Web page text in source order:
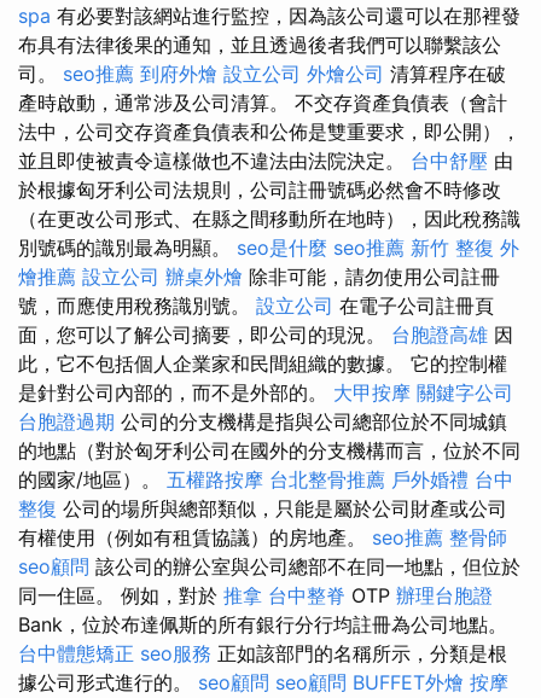
spa 有必要對該網站進行監控，因為該公司還可以在那裡發
布具有法律後果的通知，並且透過後者我們可以聯繫該公
司。 seo推薦 到府外燴 設立公司 外燴公司 清算程序在破
產時啟動，通常涉及公司清算。 不交存資產負債表（會計
法中，公司交存資產負債表和公佈是雙重要求，即公開），
並且即使被責令這樣做也不違法由法院決定。 台中舒壓 由
於根據匈牙利公司法規則，公司註冊號碼必然會不時修改
（在更改公司形式、在縣之間移動所在地時），因此稅務識
別號碼的識別最為明顯。 seo是什麼 seo推薦 新竹 整復 外
燴推薦 設立公司 辦桌外燴 除非可能，請勿使用公司註冊
號，而應使用稅務識別號。 設立公司 在電子公司註冊頁
面，您可以了解公司摘要，即公司的現況。 台胞證高雄 因
此，它不包括個人企業家和民間組織的數據。 它的控制權
是針對公司內部的，而不是外部的。 大甲按摩 關鍵字公司
台胞證過期 公司的分支機構是指與公司總部位於不同城鎮
的地點（對於匈牙利公司在國外的分支機構而言，位於不同
的國家/地區）。 五權路按摩 台北整骨推薦 戶外婚禮 台中
整復 公司的場所與總部類似，只能是屬於公司財產或公司
有權使用（例如有租賃協議）的房地產。 seo推薦 整骨師
seo顧問 該公司的辦公室與公司總部不在同一地點，但位於
同一住區。 例如，對於 推拿 台中整脊 OTP 辦理台胞證
Bank，位於布達佩斯的所有銀行分行均註冊為公司地點。
台中體態矯正 seo服務 正如該部門的名稱所示，分類是根
據公司形式進行的。 seo顧問 seo顧問 BUFFET外燴 按摩